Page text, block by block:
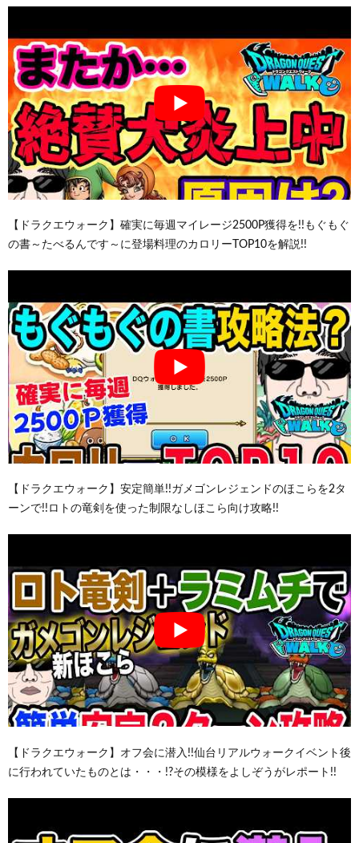
【ドラクエウォーク】確実に毎週マイレージ2500P獲得を!!もぐもぐ
の書～たべるんです～に登場料理のカロリーTOP10を解説!!
【ドラクエウォーク】安定簡単!!ガメゴンレジェンドのほこらを2タ
ーンで!!ロトの竜剣を使った制限なしほこら向け攻略!!
【ドラクエウォーク】オフ会に潜入!!仙台リアルウォークイベント後
に行われていたものとは・・・!?その模様をよしぞうがレポート!!